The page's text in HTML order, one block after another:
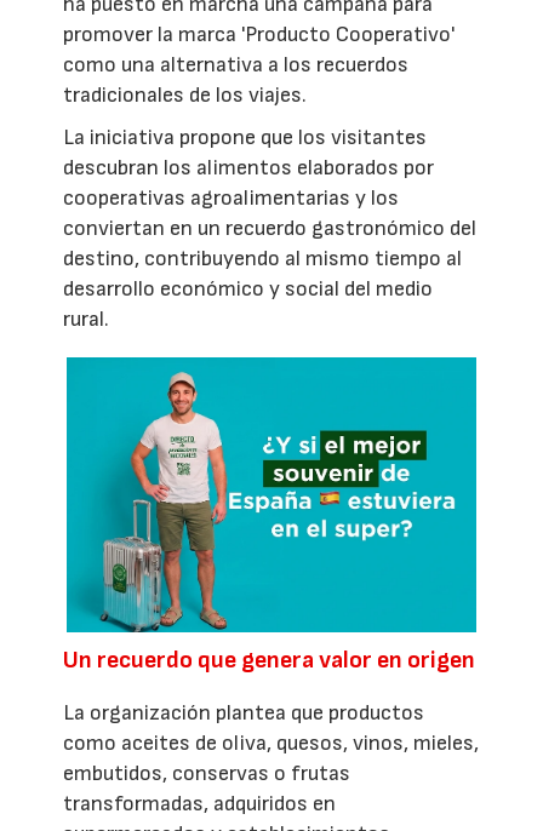
promover la marca 'Producto Cooperativo'
como una alternativa a los recuerdos
tradicionales de los viajes.
La iniciativa propone que los visitantes
descubran los alimentos elaborados por
cooperativas agroalimentarias y los
conviertan en un recuerdo gastronómico del
destino, contribuyendo al mismo tiempo al
desarrollo económico y social del medio
rural.
Un recuerdo que genera valor en origen
La organización plantea que productos
como aceites de oliva, quesos, vinos, mieles,
embutidos, conservas o frutas
transformadas, adquiridos en